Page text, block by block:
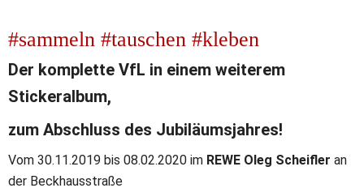
#sammeln #tauschen #kleben
Der komplette VfL in einem weiterem
Stickeralbum,
zum Abschluss des Jubiläumsjahres!
Vom 30.11.2019 bis 08.02.2020 im REWE Oleg Scheifler an
der Beckhausstraße